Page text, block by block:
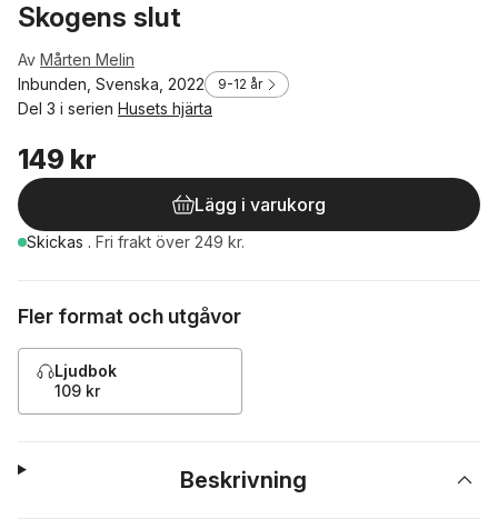
Skogens slut
Av Mårten Melin
Inbunden, Svenska, 2022
9-12 år
Del 3 i serien Husets hjärta
149 kr
Lägg i varukorg
Skickas . Fri frakt över 249 kr.
Fler format och utgåvor
Ljudbok
109 kr
Beskrivning